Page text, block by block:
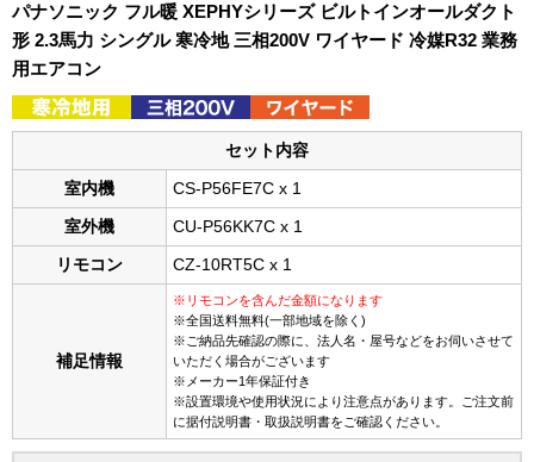
パナソニック フル暖 XEPHYシリーズ ビルトインオールダクト
形 2.3馬力 シングル 寒冷地 三相200V ワイヤード 冷媒R32 業務
用エアコン
セット内容
室内機 CS-P56FE7C x 1
室外機 CU-P56KK7C x 1
リモコン CZ-10RT5C x 1
補足情報
※リモコンを含んだ金額になります
※全国送料無料(一部地域を除く)
※ご納品先確認の際に、法人名・屋号などをお伺いさせて
いただく場合がございます
※メーカー1年保証付き
※設置環境や使用状況により注意点があります。ご注文前
に据付説明書・取扱説明書をご確認ください。